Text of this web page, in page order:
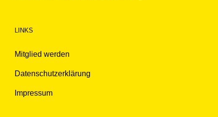
LINKS
Mitglied werden
Datenschutzerklärung
Impressum